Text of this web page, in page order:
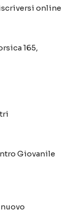
online
165,
Giovanile